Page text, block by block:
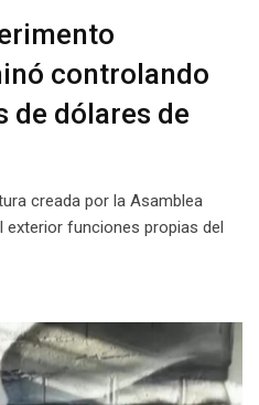
controlando
de dólares de
creada por la Asamblea
exterior funciones propias del